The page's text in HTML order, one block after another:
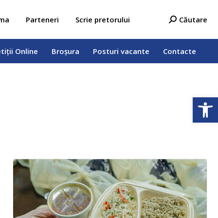
Parteneri Scrie pretorului Search:
Căutare
Online Broșura Posturi vacante Contacte
Online Broșura Posturi vacante Contacte